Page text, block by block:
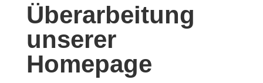
Überarbeitung
unserer
Homepage